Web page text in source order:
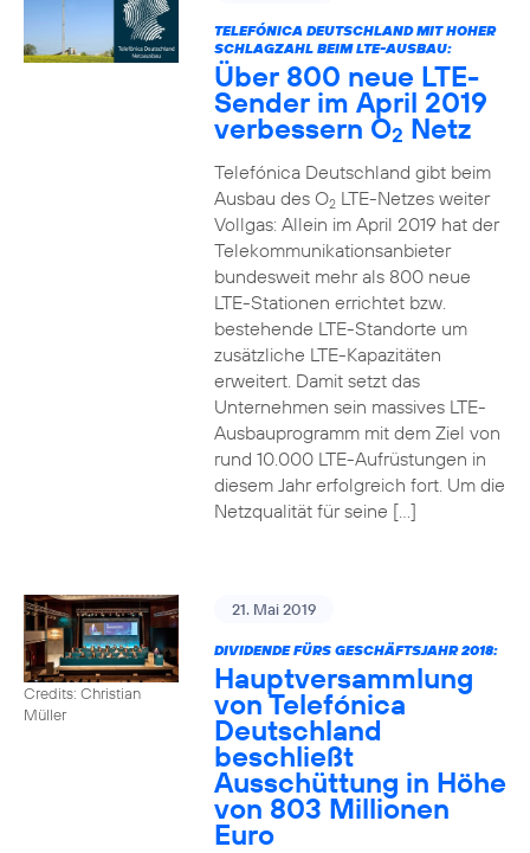
TELEFÓNICA DEUTSCHLAND MIT HOHER
SCHLAGZAHL BEIM LTE-AUSBAU:
Über 800 neue LTE-
Sender im April 2019
verbessern O2 Netz
Telefónica Deutschland gibt beim
Ausbau des O2LTE-Netzes weiter
Vollgas: Allein im April 2019 hat der
Telekommunikationsanbieter
bundesweit mehr als 800 neue
LTE-Stationen errichtet bzw.
bestehende LTE-Standorte um
zusätzliche LTE-Kapazitäten
erweitert. Damit setzt das
Unternehmen sein massives LTE-
Ausbauprogramm mit dem Ziel von
rund 10.000 LTE-Aufrüstungen in
diesem Jahr erfolgreich fort. Um die
Netzqualität für seine […]
Credits: Christian
Müller
21. Mai 2019
DIVIDENDE FÜRS GESCHÄFTSJAHR 2018:
Hauptversammlung
von Telefónica
Deutschland
beschließt
Ausschüttung in Höhe
von 803 Millionen
Euro